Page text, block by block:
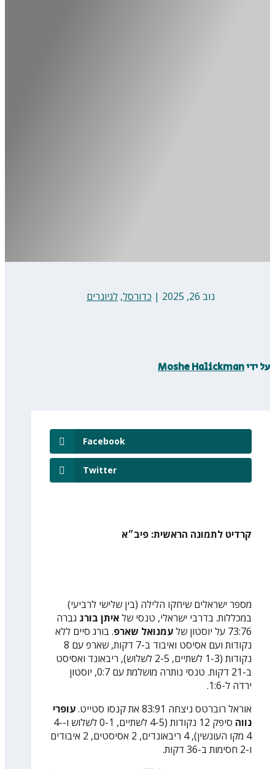
נוב 26, 2025 | כדורסל, לגיונרים
על ידיMoshe Halickman
Facebook
Twitter
קרדיט לתמונה הראשית: פיב״א
מספר ישראלים שיחקו הלילה (בין שלישי לרביעי)
במכללות. בדרבי ישראלי, טנסי שלאיתן בורג גברה
73:76 על יוסטון של
עמנואל שארפ. בורג סיים ללא
נקודות ועם אסיסט ואיבוד ב-7 דקות, שארפ עם 8
נקודות (1-3 לשתיים, 2-5 לשלוש), ריבאונד ואסיסט
ב-21 דקות. טנסי נותרה מושלמת עם 0:7, יוסטון
ירדה ל-1:6.
אוראל רוברטס ניצחה 83:91 את קנסו סטייט.
עופרי
נווה
סיפק 12 נקודות (4-5 לשתיים, 0-1 לשלוש ו-4-
4 מקו העונשין), 4 ריבאונדים, 2 אסיסטים, 2 איבודים
ו-2 חסימות ב-36 דקות.